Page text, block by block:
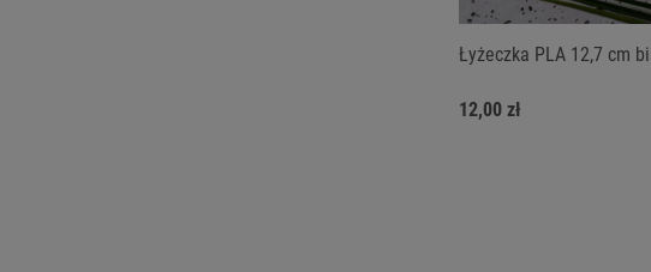
Łyżeczka PLA 12,7 cm
12,00 zł